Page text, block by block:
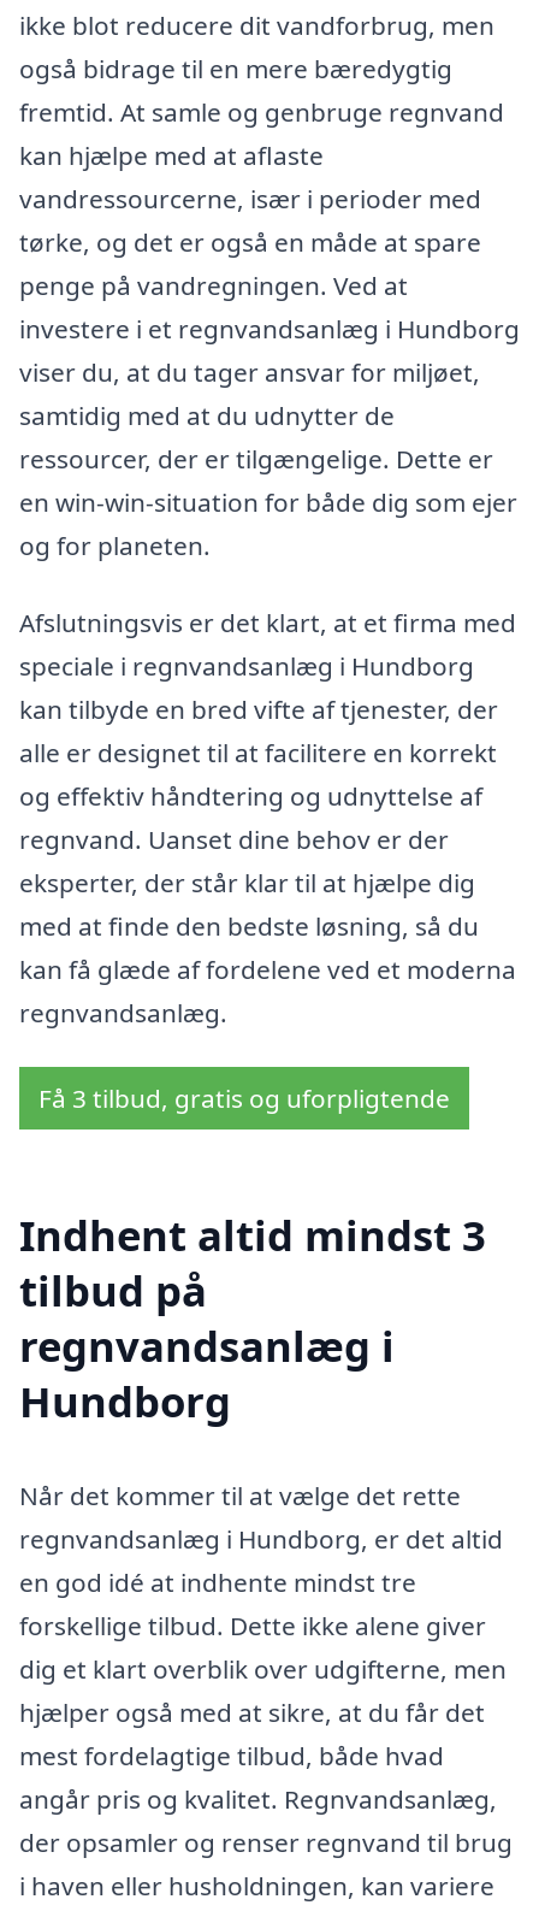
ikke blot reducere dit vandforbrug, men
også bidrage til en mere bæredygtig
fremtid. At samle og genbruge regnvand
kan hjælpe med at aflaste
vandressourcerne, især i perioder med
tørke, og det er også en måde at spare
penge på vandregningen. Ved at
investere i et regnvandsanlæg i Hundborg
viser du, at du tager ansvar for miljøet,
samtidig med at du udnytter de
ressourcer, der er tilgængelige. Dette er
en win-win-situation for både dig som ejer
og for planeten.
Afslutningsvis er det klart, at et firma med
speciale i regnvandsanlæg i Hundborg
kan tilbyde en bred vifte af tjenester, der
alle er designet til at facilitere en korrekt
og effektiv håndtering og udnyttelse af
regnvand. Uanset dine behov er der
eksperter, der står klar til at hjælpe dig
med at finde den bedste løsning, så du
kan få glæde af fordelene ved et moderna
regnvandsanlæg.
Få 3 tilbud, gratis og uforpligtende
Indhent altid mindst 3
tilbud på
regnvandsanlæg i
Hundborg
Når det kommer til at vælge det rette
regnvandsanlæg i Hundborg, er det altid
en god idé at indhente mindst tre
forskellige tilbud. Dette ikke alene giver
dig et klart overblik over udgifterne, men
hjælper også med at sikre, at du får det
mest fordelagtige tilbud, både hvad
angår pris og kvalitet. Regnvandsanlæg,
der opsamler og renser regnvand til brug
i haven eller husholdningen, kan variere